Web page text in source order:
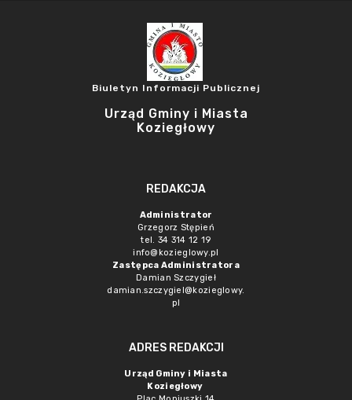
Biuletyn Informacji Publicznej
Urząd Gminy i Miasta
Koziegłowy
REDAKCJA
Administrator
Grzegorz Stępień
tel. 34 314 12 19
info@kozieglowy.pl
Zastępca Administratora
Damian Szczygieł
damian.szczygiel@kozieglowy.
pl
ADRES REDAKCJI
Urząd Gminy i Miasta
Koziegłowy